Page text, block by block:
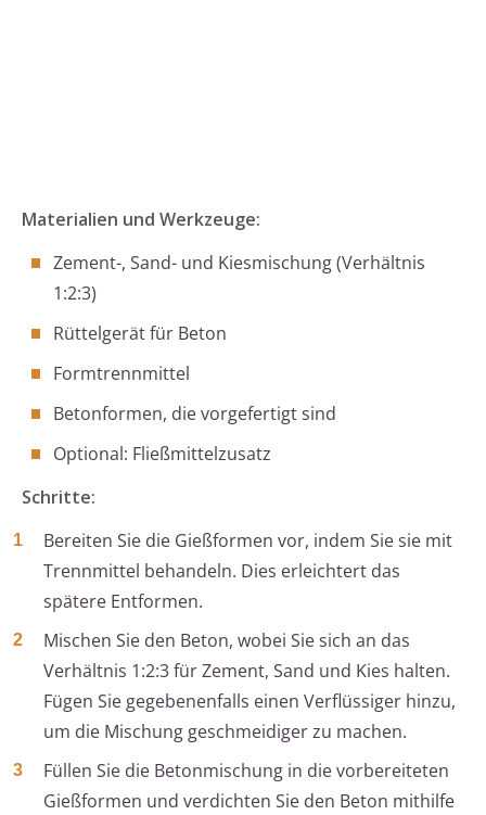
Materialien und Werkzeuge:
Zement-, Sand- und Kiesmischung (Verhältnis
1:2:3)
Rüttelgerät für Beton
Formtrennmittel
Betonformen, die vorgefertigt sind
Optional: Fließmittelzusatz
Schritte:
Bereiten Sie die Gießformen vor, indem Sie sie mit
Trennmittel behandeln. Dies erleichtert das
spätere Entformen.
Mischen Sie den Beton, wobei Sie sich an das
Verhältnis 1:2:3 für Zement, Sand und Kies halten.
Fügen Sie gegebenenfalls einen Verflüssiger hinzu,
um die Mischung geschmeidiger zu machen.
Füllen Sie die Betonmischung in die vorbereiteten
Gießformen und verdichten Sie den Beton mithilfe